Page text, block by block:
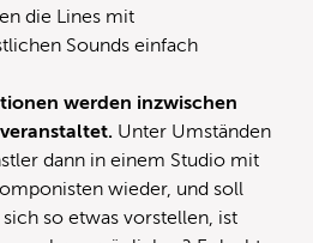
die Lines mit
Sounds einfach
werden inzwischen
Unter Umständen
dann in einem Studio mit
wieder, und soll
so etwas vorstellen, ist